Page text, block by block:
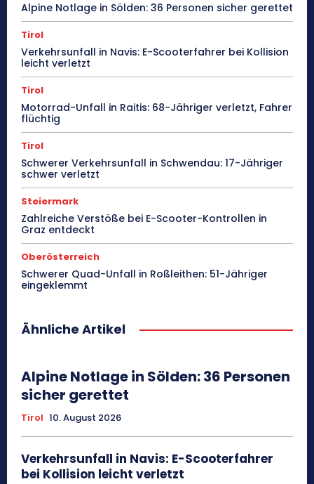
Alpine Notlage in Sölden: 36 Personen sicher gerettet
Tirol
Verkehrsunfall in Navis: E-Scooterfahrer bei Kollision
leicht verletzt
Tirol
Motorrad-Unfall in Raitis: 68-Jähriger verletzt, Fahrer
flüchtig
Tirol
Schwerer Verkehrsunfall in Schwendau: 17-Jähriger
schwer verletzt
Steiermark
Zahlreiche Verstöße bei E-Scooter-Kontrollen in
Graz entdeckt
Oberösterreich
Schwerer Quad-Unfall in Roßleithen: 51-Jähriger
eingeklemmt
Ähnliche Artikel
Alpine Notlage in Sölden: 36 Personen
sicher gerettet
Tirol 10. August 2026
Verkehrsunfall in Navis: E-Scooterfahrer
bei Kollision leicht verletzt